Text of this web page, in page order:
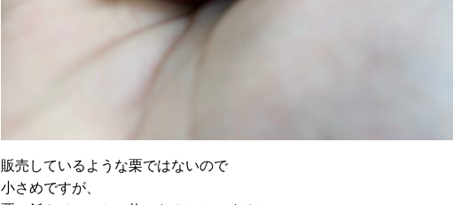
販売しているような栗ではないので
小さめですが、